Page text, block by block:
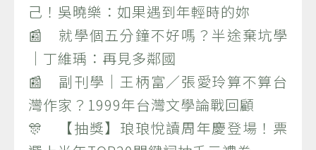
己！吳曉樂：如果遇到年輕時的妳
📰 就學個五分鐘不好嗎？半途棄坑學
｜丁維瑀：再見多鄰國
📰 副刊學｜王柄富／張愛玲算不算台
灣作家？1999年台灣文學論戰回顧
🎊 【抽獎】琅琅悅讀周年慶登場！票